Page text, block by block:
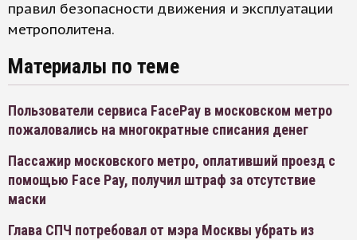
правил безопасности движения и эксплуатации
метрополитена.
Материалы по теме
Пользователи сервиса FacePay в московском метро
пожаловались на многократные списания денег
Пассажир московского метро, оплативший проезд с
помощью Face Pay, получил штраф за отсутствие
маски
Глава СПЧ потребовал от мэра Москвы убрать из